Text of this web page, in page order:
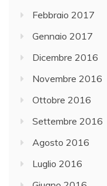
Febbraio 2017
Gennaio 2017
Dicembre 2016
Novembre 2016
Ottobre 2016
Settembre 2016
Agosto 2016
Luglio 2016